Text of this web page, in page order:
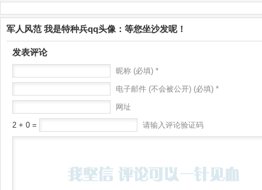
军人风范 我是特种兵qq头像：等您坐沙发呢！
发表评论
昵称 (必填) *
电子邮件 (不会被公开) (必填) *
网址
2 + 0 = 请输入评论验证码